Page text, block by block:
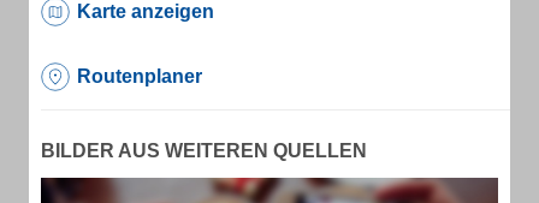
Karte anzeigen
Routenplaner
BILDER AUS WEITEREN QUELLEN